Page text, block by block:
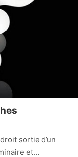
sortie d’un
et…